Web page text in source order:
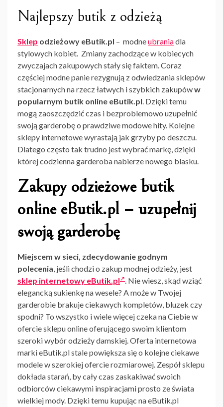
Najlepszy butik z odzieżą
Sklep odzieżowy eButik.pl – modneubraniadla
stylowych kobiet. Zmiany zachodzące w kobiecych
zwyczajach zakupowych stały się faktem. Coraz
częściej modne panie rezygnują z odwiedzania sklepów
stacjonarnych na rzecz łatwych i szybkich zakupóww
popularnym butik online eButik.pl. Dzięki temu
mogą zaoszczędzić czas i bezproblemowo uzupełnić
swoją garderobę o prawdziwe modowe hity. Kolejne
sklepy internetowe wyrastają jak grzyby po deszczu.
Dlatego często tak trudno jest wybrać markę, dzięki
której codzienna garderoba nabierze nowego blasku.
Zakupy odzieżowe butik
online eButik.pl – uzupełnij
swoją garderobę
Miejscem w sieci, zdecydowanie godnym
polecenia, jeśli chodzi o zakup modnej odzieży, jest
sklep internetowy eButik.pl
. Nie wiesz, skąd wziąć
elegancką sukienkę na wesele? A może w Twojej
garderobie brakuje ciekawych kompletów, bluzek czy
spodni? To wszystko i wiele więcej czeka na Ciebie w
ofercie sklepu online oferującego swoim klientom
szeroki wybór odzieży damskiej. Oferta internetowa
marki eButik.pl stale powiększa się o kolejne ciekawe
modele w szerokiej ofercie rozmiarowej. Zespół sklepu
dokłada starań, by cały czas zaskakiwać swoich
odbiorców ciekawymi inspiracjami prosto ze świata
wielkiej mody. Dzięki temu kupując na eButik.pl